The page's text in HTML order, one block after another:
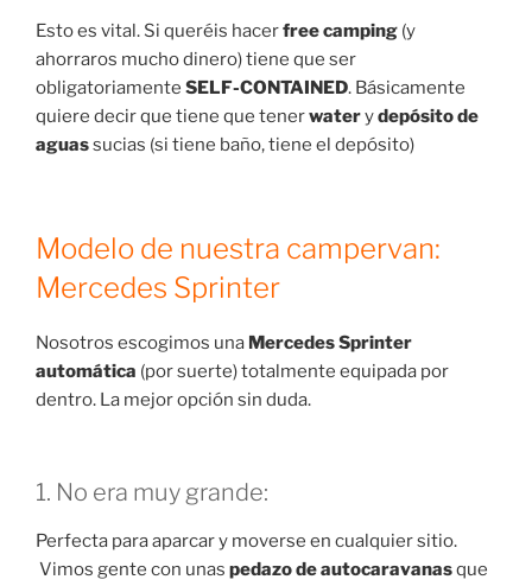
Esto es vital. Si queréis hacerfree camping (y
ahorraros mucho dinero) tiene que ser
obligatoriamente SELF-CONTAINED. Básicamente
quiere decir que tiene que tenerwaterydepósito de
aguassucias (si tiene baño, tiene el depósito)
Modelo de nuestra campervan:
Mercedes Sprinter
Nosotros escogimos una Mercedes Sprinter
automática (por suerte) totalmente equipada por
dentro. La mejor opción sin duda.
1. No era muy grande:
Perfecta para aparcar y moverse en cualquier sitio.
Vimos gente con unas pedazo de autocaravanasque